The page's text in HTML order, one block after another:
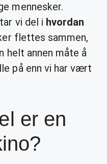
mennesker.
vi del i hvordan
flettes sammen,
helt annen måte å
på enn vi har vært
er en